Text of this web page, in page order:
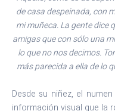
de casa despeinada, con
mi muñeca. La gente dice
amigas que con sólo una
lo que no nos decimos.
más parecida a ella de lo
Desde su niñez, el
información visual que la